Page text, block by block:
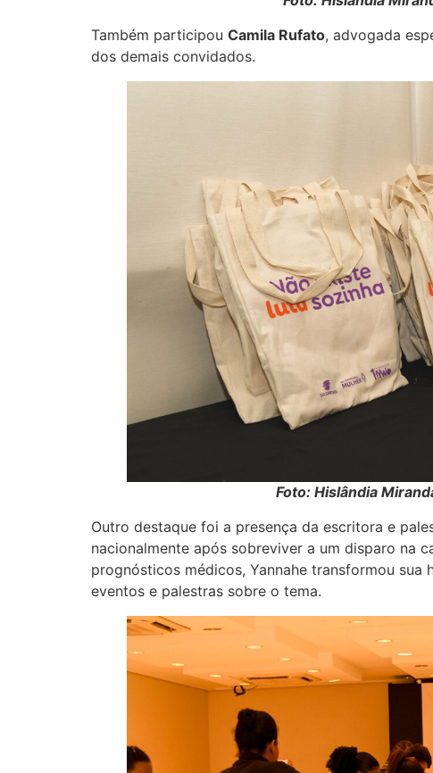
Também participou Camila Rufato, advogada
dos demais convidados.
Foto: Hislândia
Outro destaque foi a presença da escritora e
nacionalmente após sobreviver a um disparo na
prognósticos médicos, Yannahe transformou
eventos e palestras sobre o tema.